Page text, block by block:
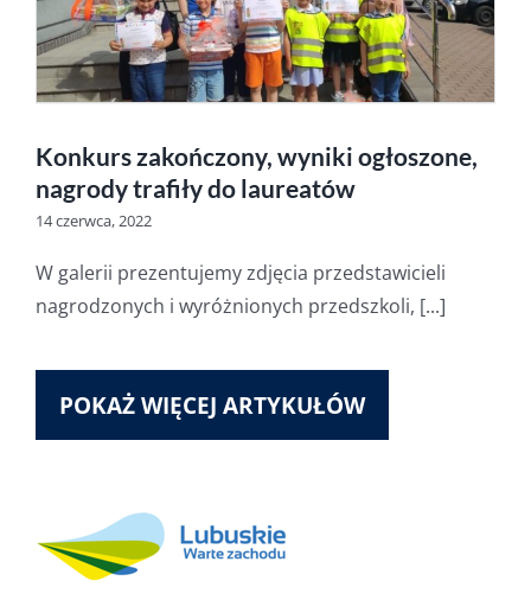
Konkurs zakończony, wyniki ogłoszone,
nagrody trafiły do laureatów
14 czerwca, 2022
W galerii prezentujemy zdjęcia przedstawicieli
nagrodzonych i wyróżnionych przedszkoli, [...]
POKAŻ WIĘCEJ ARTYKUŁÓW